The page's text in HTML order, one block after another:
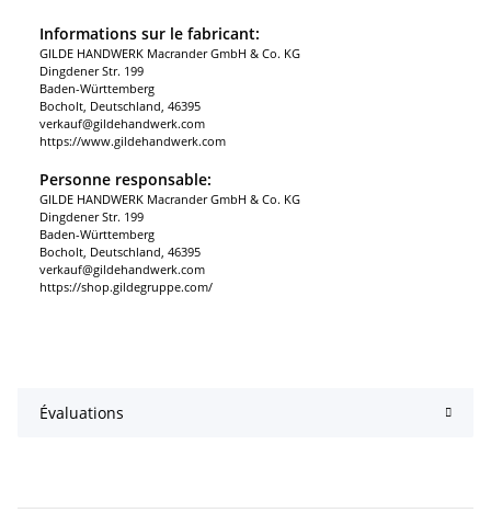
Informations sur le fabricant:
GILDE HANDWERK Macrander GmbH & Co. KG
Dingdener Str. 199
Baden-Württemberg
Bocholt, Deutschland, 46395
verkauf@gildehandwerk.com
https://www.gildehandwerk.com
Personne responsable:
GILDE HANDWERK Macrander GmbH & Co. KG
Dingdener Str. 199
Baden-Württemberg
Bocholt, Deutschland, 46395
verkauf@gildehandwerk.com
https://shop.gildegruppe.com/
Évaluations